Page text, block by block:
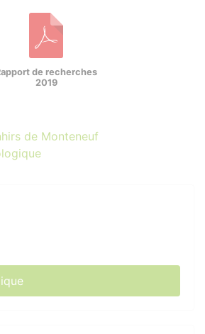
de recherches
2019
de Monteneuf